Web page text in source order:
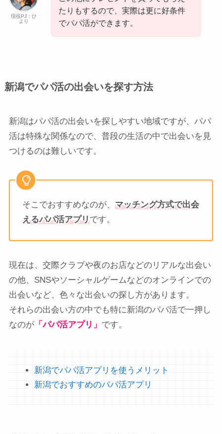
現役PJ：ひ
より
たりもするので、実際は更に好条件
でパパ活ができます。
新潟でパパ活の出会いを探す方法
新潟はパパ活の出会いを探しやすい地域ですが、パパ
活は特殊な関係なので、普段の生活の中で出会いを見
つけるのは難しいです。
そこでおすすめなのが、マッチング方式で出会
えるパパ活アプリです。
現在は、交際クラブや夜のお店などのリアルな出会い
の他、SNSやソーシャルゲームなどのオンラインでの
出会いなど、色々な出会いの探し方があります。
それらの出会い方の中でも特に新潟のパパ活で一押し
なのが「パパ活アプリ」 です。
新潟でパパ活アプリを使うメリット
新潟でおすすめのパパ活アプリ